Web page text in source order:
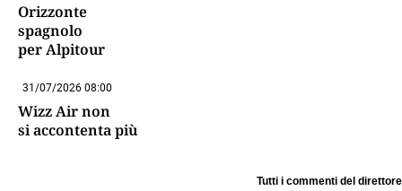
Orizzonte
spagnolo
per Alpitour
31/07/2026 08:00
Wizz Air non
si accontenta più
Tutti i commenti del direttore